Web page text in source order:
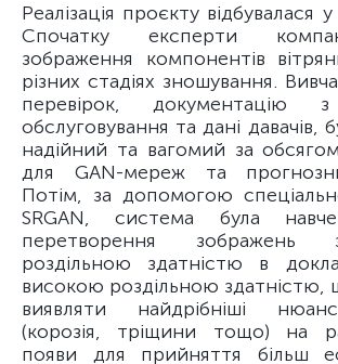
Реалізація проєкту відбувалася у
Спочатку експерти
зображення компонентів
різних стадіях зношування.
перевірок, документацію з
обслуговування та дані давачів,
надійний та вагомий за
для GAN-мереж та
Потім, за допомогою
SRGAN, система була
перетворення
роздільною здатністю в
високою роздільною здатністю,
виявляти найдрібніші
(корозія, тріщини тощо) на
появи для прийняття більш